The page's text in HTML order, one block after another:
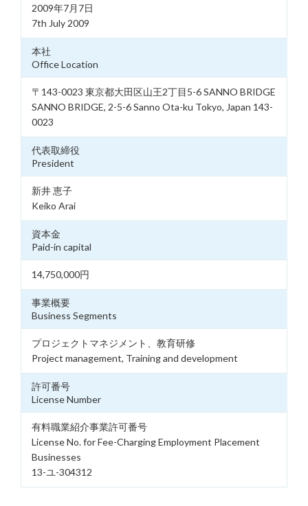
2009年7月7日
7th July 2009
本社
Office Location
〒143-0023 東京都大田区山王2丁目5-6 SANNO BRIDGE
SANNO BRIDGE, 2-5-6 Sanno Ota-ku Tokyo, Japan 143-
0023
代表取締役
President
新井 恵子
Keiko Arai
資本金
Paid-in capital
14,750,000円
事業概要
Business Segments
プロジェクトマネジメント、教育研修
Project management, Training and development
許可番号
License Number
有料職業紹介事業許可番号
License No. for Fee-Charging Employment Placement
Businesses
13-ユ-304312